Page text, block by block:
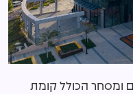
ומסחר הכולל קומת